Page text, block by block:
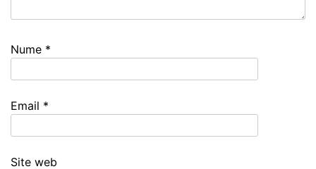
Nume *
Email *
Site web